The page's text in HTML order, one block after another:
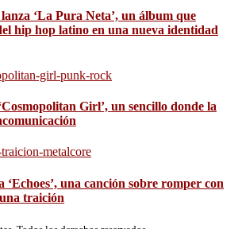
‘La Pura Neta’, un álbum que
hip hop latino en una nueva identidad
Girl’, un sencillo donde la
una canción sobre romper con
traición